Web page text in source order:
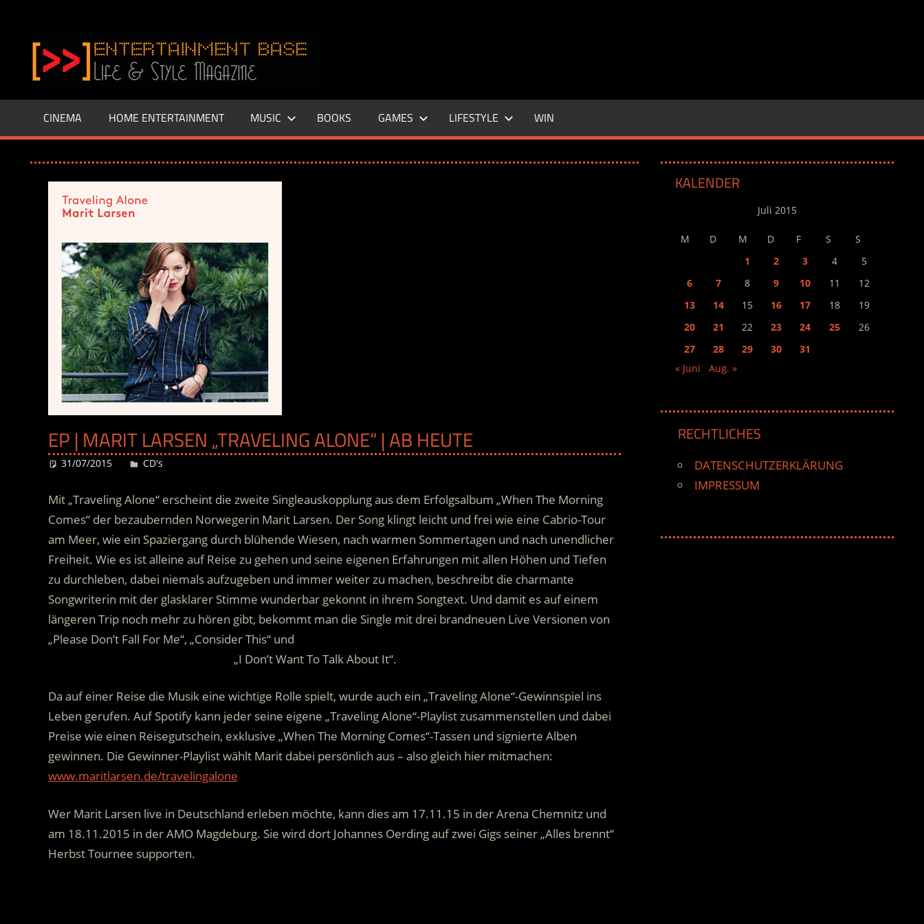
springen
–
LIFE
Base.de
CINEMA HOME ENTERTAINMENT MUSIC BOOKS GAMES LIFESTYLE WIN
EP | MARIT LARSEN „TRAVELING ALONE“ | AB HEUTE
31/07/2015 Desiree
CD's
Mit „Traveling Alone“ erscheint die zweite Singleauskopplung aus dem Erfolgsalbum „When The Morning
Comes“ der bezaubernden Norwegerin Marit Larsen. Der Song klingt leicht und frei wie eine Cabrio-Tour
am Meer, wie ein Spaziergang durch blühende Wiesen, nach warmen Sommertagen und nach unendlicher
Freiheit. Wie es ist alleine auf Reise zu gehen und seine eigenen Erfahrungen mit allen Höhen und Tiefen
zu durchleben, dabei niemals aufzugeben und immer weiter zu machen, beschreibt die charmante
Songwriterin mit der glasklarer Stimme wunderbar gekonnt in ihrem Songtext. Und damit es auf einem
längeren Trip noch mehr zu hören gibt, bekommt man die Single mit drei brandneuen Live Versionen von
„Please Don’t Fall For Me“, „Consider This“ und
„I Don’t Want To Talk About It“.
Da auf einer Reise die Musik eine wichtige Rolle spielt, wurde auch ein „Traveling Alone“-Gewinnspiel ins
Leben gerufen. Auf Spotify kann jeder seine eigene „Traveling Alone“-Playlist zusammenstellen und dabei
Preise wie einen Reisegutschein, exklusive „When The Morning Comes“-Tassen und signierte Alben
gewinnen. Die Gewinner-Playlist wählt Marit dabei persönlich aus – also gleich hier mitmachen:
www.maritlarsen.de/travelingalone
Wer Marit Larsen live in Deutschland erleben möchte, kann dies am 17.11.15 in der Arena Chemnitz und
am 18.11.2015 in der AMO Magdeburg. Sie wird dort Johannes Oerding auf zwei Gigs seiner „Alles brennt“
Herbst Tournee supporten.
KALENDER
Juli 2015
M D M D F S
S
1
2 3 4
5
6
7 8 9 10 11
12
13
14 15 16 17 18
19
20
21 22 23 24 25
26
27
28 29 30
31
« Juni
Aug. »
RECHTLICHES
DATENSCHUTZERKLÄRUNG
IMPRESSUM